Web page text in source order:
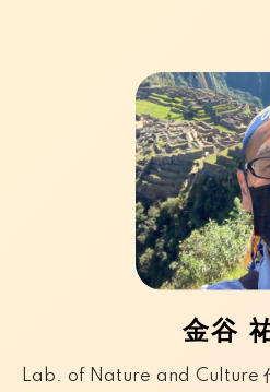
金谷
Lab. of Nature and Culture